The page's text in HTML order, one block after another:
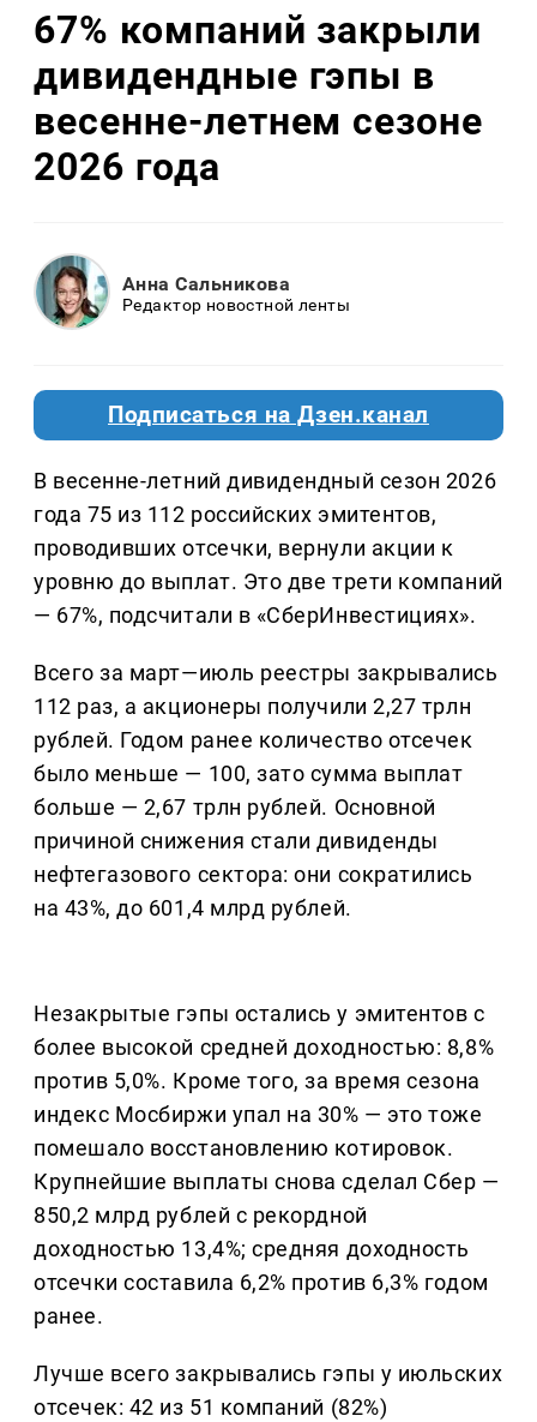
67% компаний закрыли
дивидендные гэпы в
весенне-летнем сезоне
2026 года
Анна Сальникова
Редактор новостной ленты
Подписаться на Дзен.канал
В весенне-летний дивидендный сезон 2026
года 75 из 112 российских эмитентов,
проводивших отсечки, вернули акции к
уровню до выплат. Это две трети компаний
— 67%, подсчитали в «СберИнвестициях».
Всего за март—июль реестры закрывались
112 раз, а акционеры получили 2,27 трлн
рублей. Годом ранее количество отсечек
было меньше — 100, зато сумма выплат
больше — 2,67 трлн рублей. Основной
причиной снижения стали дивиденды
нефтегазового сектора: они сократились
на 43%, до 601,4 млрд рублей.
Незакрытые гэпы остались у эмитентов с
более высокой средней доходностью: 8,8%
против 5,0%. Кроме того, за время сезона
индекс Мосбиржи упал на 30% — это тоже
помешало восстановлению котировок.
Крупнейшие выплаты снова сделал Сбер —
850,2 млрд рублей с рекордной
доходностью 13,4%; средняя доходность
отсечки составила 6,2% против 6,3% годом
ранее.
Лучше всего закрывались гэпы у июльских
отсечек: 42 из 51 компаний (82%)